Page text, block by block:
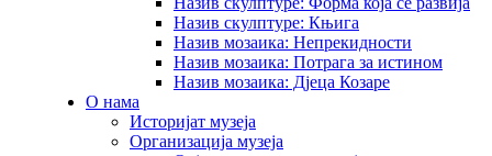
Назив скулптуре: Књига
Назив мозаика: Непрекидности
Назив мозаика: Потрага за истином
Назив мозаика: Дјеца Козаре
О нама
Историјат музеја
Организација музеја